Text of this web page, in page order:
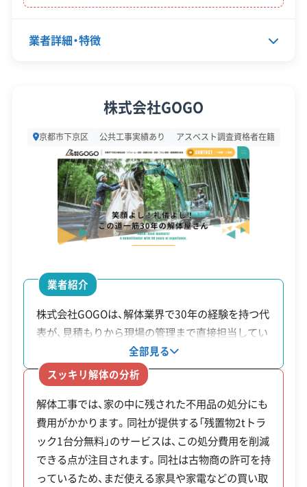
翌営業日連絡
土対応
業者詳細・特徴
町7-12
設立日 2008年7月8日
資本金 500万円
電話番号 0120-62-5533
営業日
対応エリア 京都府、大阪府
木造 鉄骨造
対応業務
産業廃棄物収集運搬業
不用品回収業
不動産取引業
土木工事業
新築工事業
外構工事業
公式HP 公式サイトを見る
株式会社GOGO
京都市下京区 公共工事実績あり アスベスト調査資格者在籍
業者紹介
株式会社GOGOは、解体業界で30年の経験を持つ代
表が、見積もりから現場の管理まで直接担当してい
ます。スタッフは礼儀や清潔感を大切にし、近隣へ
の配慮を心がけている点も特徴です。同社が提供す
る「残置物2tトラック1台分無料」のサービスは、古
物商の許可を持っていることで実現しています。家
の中に残された家具や家電などの中から再販可能
なものを買い取り、その分を処分費用から差し引く
ことで、施主の負担を軽減する仕組みです。解体費
用を抑えつつ、経験豊富な担当者に安心して任せた
全部見る
スッキリ解体の分析
解体工事では、家の中に残された不用品の処分にも
費用がかかります。同社が提供する「残置物2tトラ
ック1台分無料」のサービスは、この処分費用を削減
できる点が注目されます。同社は古物商の許可を持
っているため、まだ使える家具や家電などの買い取